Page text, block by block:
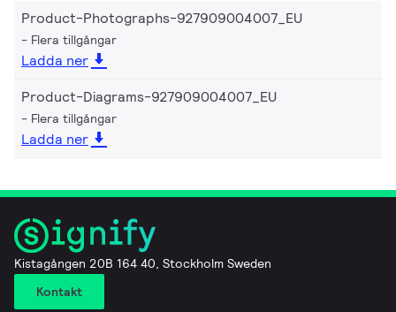
Product-Photographs-927909004007_EU
Flera tillgångar
Ladda ner
Product-Diagrams-927909004007_EU
Flera tillgångar
Ladda ner
Kistagången 20B 164 40, Stockholm Sweden
Kontakt